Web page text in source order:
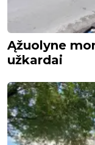
Ąžuolyne
užkardai